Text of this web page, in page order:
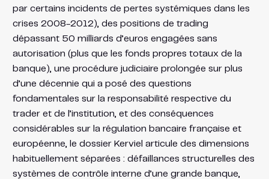
par certains incidents de pertes systémiques dans les
crises 2008-2012), des positions de trading
dépassant 50 milliards d’euros engagées sans
autorisation (plus que les fonds propres totaux de la
banque), une procédure judiciaire prolongée sur plus
d’une décennie qui a posé des questions
fondamentales sur la responsabilité respective du
trader et de l’institution, et des conséquences
considérables sur la régulation bancaire française et
européenne, le dossier Kerviel articule des dimensions
habituellement séparées : défaillances structurelles des
systèmes de contrôle interne d’une grande banque,